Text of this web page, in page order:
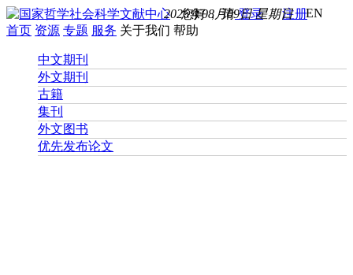
您好， 请登录 注册EN
2026年08月09日 星期日
首页 资源 专题 服务 关于我们 帮助
中文期刊
外文期刊
古籍
集刊
外文图书
优先发布论文